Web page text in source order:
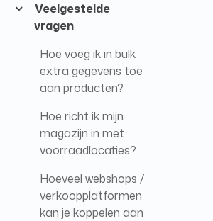
Veelgestelde
vragen
Hoe voeg ik in bulk
extra gegevens toe
aan producten?
Hoe richt ik mijn
magazijn in met
voorraadlocaties?
Hoeveel webshops /
verkoopplatformen
kan je koppelen aan